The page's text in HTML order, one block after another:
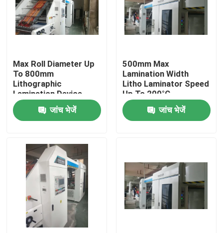
उत्पादों
वीआर शो
हमारे बारे में
Max Roll Diameter Up
To 800mm
Lithographic
Lamination Device
जांच भेजें
500mm Max
Lamination Width
Litho Laminator Speed
Up To 200°C
Temperature and
100m/min Max Speed
जांच भेजें